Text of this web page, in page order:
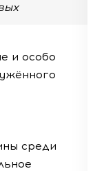
и особо
среди